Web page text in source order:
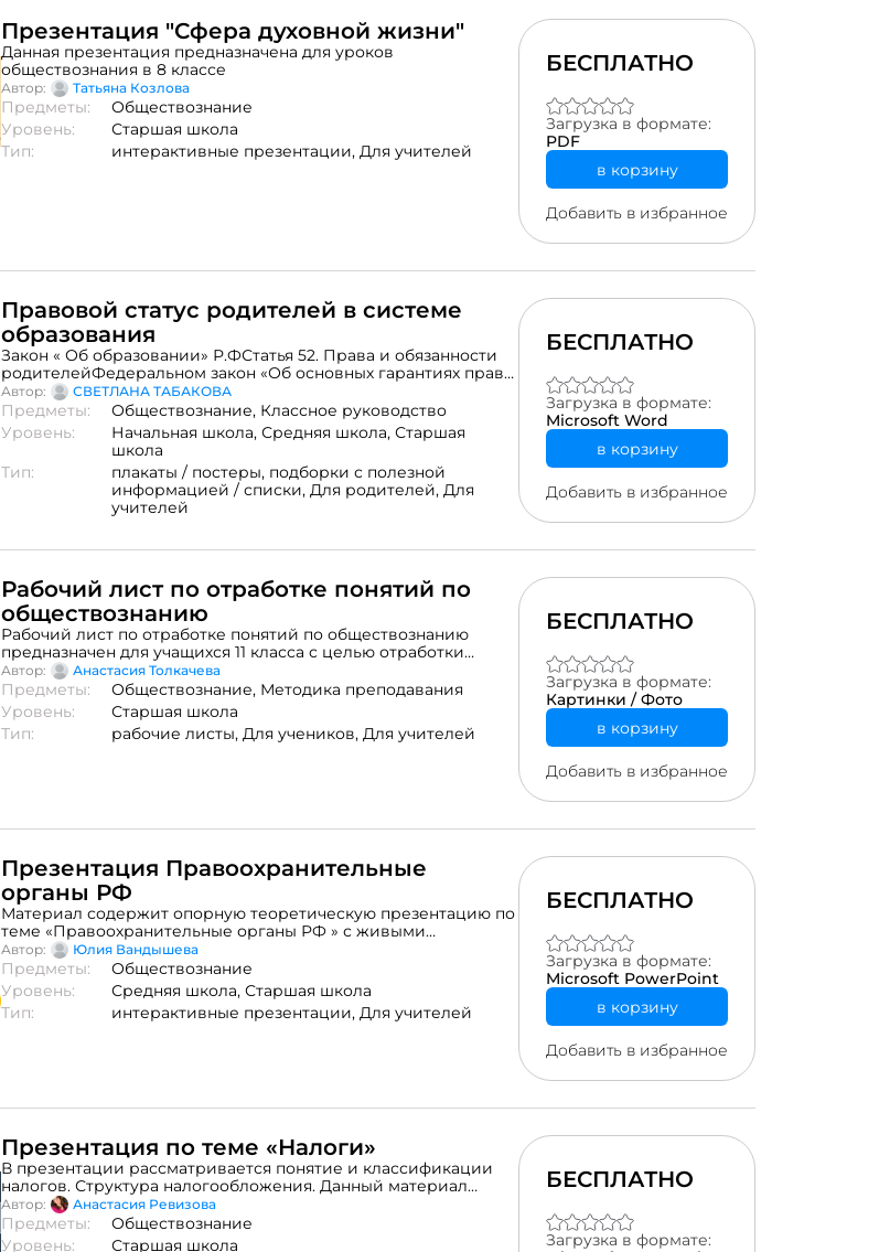
Презентация "Сфера духовной жизни"
Данная презентация предназначена для уроков
обществознания в 8 классе
Автор: Татьяна Козлова
Предметы:
Обществознание
Уровень:
Старшая школа
Тип:
интерактивные презентации, Для учителей
БЕСПЛАТНО
Загрузка в формате:
PDF
в корзину
Добавить в избранное
Правовой статус родителей в системе
образования
Закон « Об образовании» Р.ФСтатья 52. Права и обязанности
родителейФедеральном закон «Об основных гарантиях прав
ребенка в Российской Федерации». Семейный кодекс. Кодекс
Российской Федерации об административных
правонарушениях. Уголовный Кодекс Российской Федерации
Автор: СВЕТЛАНА ТАБАКОВА
Предметы: Обществознание, Классное руководство
Уровень:
Начальная школа, Средняя школа, Старшая
школа
Тип:
плакаты / постеры, подборки с полезной
информацией / списки, Для родителей, Для
учителей
БЕСПЛАТНО
Загрузка в формате:
Microsoft Word
в корзину
Добавить в избранное
Рабочий лист по отработке понятий по
обществознанию
Рабочий лист по отработке понятий по обществознанию
предназначен для учащихся 11 класса с целью отработки
определений понятий для успешного запоминания, а также
сдачи экзамена по данному предмету Формат: png Количество
страниц: 1
Автор: Анастасия Толкачева
Предметы: Обществознание, Методика преподавания
Уровень:
Старшая школа
Тип:
рабочие листы, Для учеников, Для учителей
БЕСПЛАТНО
Загрузка в формате:
Картинки / Фото
в корзину
Добавить в избранное
Презентация Правоохранительные
органы РФ
Материал содержит опорную теоретическую презентацию по
теме «Правоохранительные органы РФ » с живыми
примерами
Автор: Юлия Вандышева
Предметы:
Обществознание
Уровень:
Средняя школа, Старшая школа
Тип:
интерактивные презентации, Для учителей
БЕСПЛАТНО
Загрузка в формате:
Microsoft PowerPoint
в корзину
Добавить в избранное
Презентация по теме «Налоги»
В презентации рассматривается понятие и классификации
налогов. Структура налогообложения. Данный материал
может применяться на уроках обществознания, для
подготовки к ОГЭ и ЕГЭ.
Автор: Анастасия Ревизова
Предметы:
Обществознание
Уровень:
Старшая школа
БЕСПЛАТНО
Загрузка в формате: